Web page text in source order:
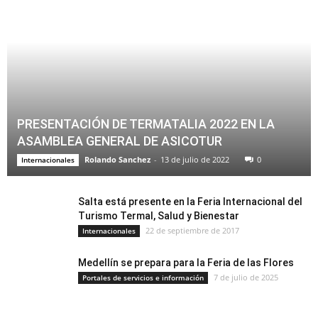
PRESENTACIÓN DE TERMATALIA 2022 EN LA
ASAMBLEA GENERAL DE ASICOTUR
Internacionales Rolando Sanchez - 13 de julio de 2022 0
Salta está presente en la Feria Internacional del
Turismo Termal, Salud y Bienestar
Internacionales 22 de septiembre de 2017
Medellín se prepara para la Feria de las Flores
Portales de servicios e información 7 de julio de 2025